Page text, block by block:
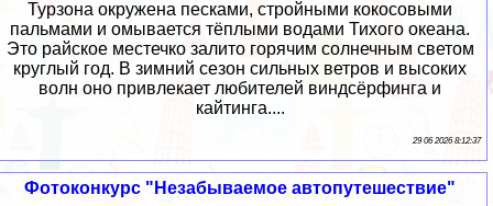
Турзона окружена песками, стройными кокосовыми
пальмами и омывается тёплыми водами Тихого океана.
Это райское местечко залито горячим солнечным светом
круглый год. В зимний сезон сильных ветров и высоких
волн оно привлекает любителей виндсёрфинга и
кайтинга....
29 06 2026 8:12:37
Фотоконкурс "Незабываемое автопутешествие"